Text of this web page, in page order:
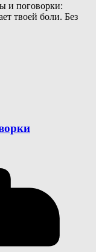
и поговорки:
твоей боли. Без